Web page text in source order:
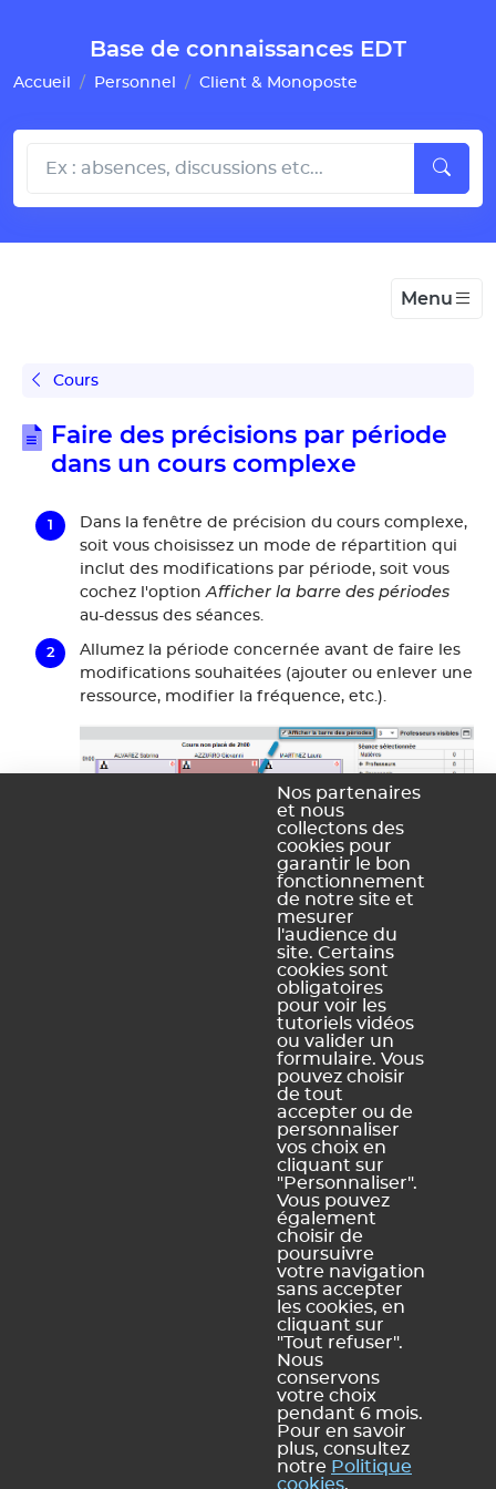
Base de connaissances EDT
Accueil Personnel Client & Monoposte
Menu
Cours
Faire des précisions par période
dans un cours complexe
Dans la fenêtre de précision du cours complexe,
soit vous choisissez un mode de répartition qui
inclut des modifications par période, soit vous
cochez l'option Afficher la barre des périodes
au-dessus des séances.
Allumez la période concernée avant de faire les
modifications souhaitées (ajouter ou enlever une
ressource, modifier la fréquence, etc.).
Ce contenu vous a été utile ?
Pas vraiment
https://docs.index-education.com/docs_fr/fr-edt-
support-fiche-26-4965-faire-des-precisions-par-periode-
dans-un-cours-complexe.php
Vous ne trouvez pas de réponse à votre question ?
Contactez notre assistance
Mentions légales et Conditions générales d'utilisation| Politique de
Conditions générales de vente
Index Éducation
Nos partenaires
et nous
collectons des
cookies pour
garantir le bon
fonctionnement
de notre site et
mesurer
l'audience du
site. Certains
cookies sont
obligatoires
pour voir les
tutoriels vidéos
ou valider un
formulaire. Vous
pouvez choisir
de tout
accepter ou de
personnaliser
vos choix en
cliquant sur
"Personnaliser".
Vous pouvez
également
choisir de
poursuivre
votre navigation
sans accepter
les cookies, en
cliquant sur
"Tout refuser".
Nous
conservons
votre choix
pendant 6 mois.
Pour en savoir
plus, consultez
notre Politique
cookies.